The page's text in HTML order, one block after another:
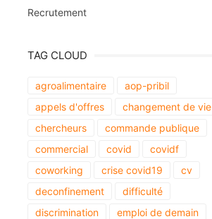
Recrutement
TAG CLOUD
agroalimentaire
aop-pribil
appels d'offres
changement de vie
chercheurs
commande publique
commercial
covid
covidf
coworking
crise covid19
cv
deconfinement
difficulté
discrimination
emploi de demain